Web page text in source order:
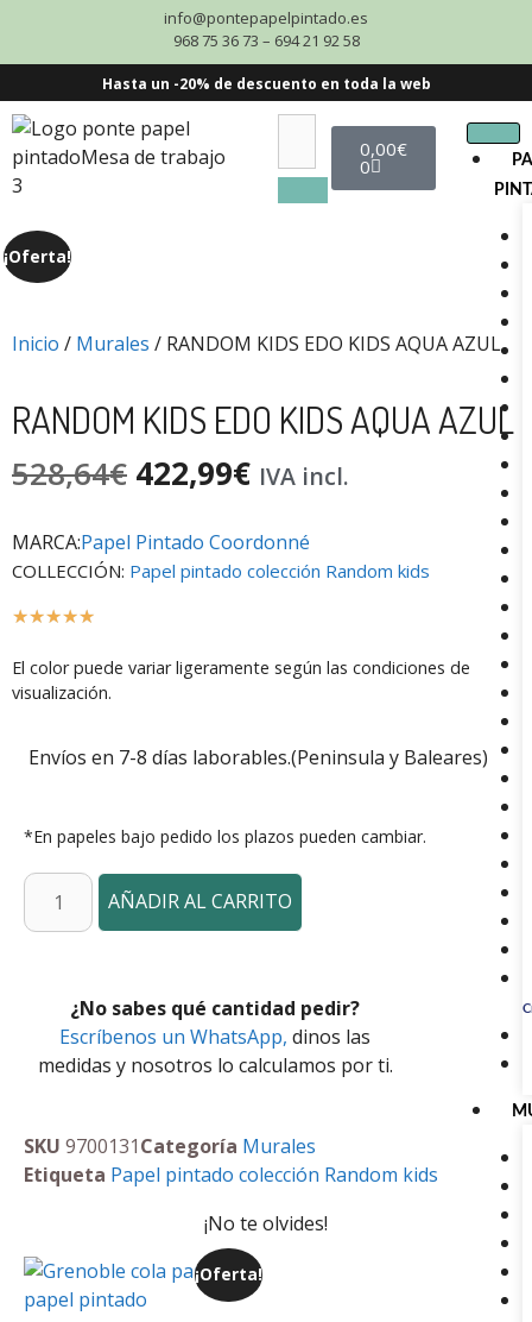
info@pontepapelpintado.es
968 75 36 73 – 694 21 92 58
Hasta un -20% de descuento en toda la web
0,00€
0
¡Oferta!
Inicio / Murales / RANDOM KIDS EDO KIDS AQUA AZUL
RANDOM KIDS EDO KIDS AQUA AZUL
528,64€ 422,99€ IVA incl.
MARCA:Papel Pintado Coordonné
COLLECCIÓN: Papel pintado colección Random kids
☆☆☆☆☆
El color puede variar ligeramente según las condiciones de
visualización.
Envíos en 7-8 días laborables.(Peninsula y Baleares)
*En papeles bajo pedido los plazos pueden cambiar.
AÑADIR AL CARRITO
¿No sabes qué cantidad pedir?
Escríbenos un WhatsApp, dinos las
medidas y nosotros lo calculamos por ti.
SKU 9700131Categoría Murales
Etiqueta Papel pintado colección Random kids
¡No te olvides!
¡Oferta!